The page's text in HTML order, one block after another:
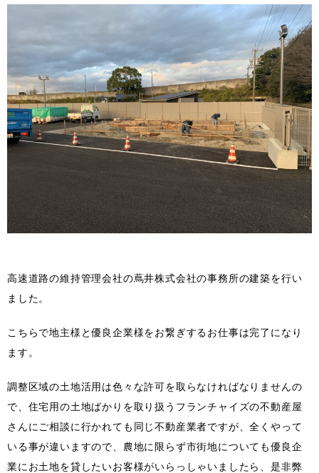
高速道路の維持管理会社の蔦井株式会社の事務所の建築を行い
ました。
こちらで地主様と優良企業様をお繋ぎするお仕事は完了になり
ます。
調整区域の土地活用は色々な許可を取らなければなりませんの
で、住宅用の土地ばかりを取り扱うフランチャイズの不動産屋
さんにご相談に行かれても同じ不動産業者ですが、全くやって
いる事が違いますので、農地に限らず市街地についても優良企
業にお土地を貸したいお客様がいらっしゃいましたら、是非弊